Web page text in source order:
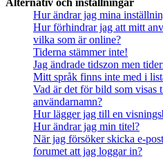
Alternativ och inställningar
Hur ändrar jag mina
Hur förhindrar jag att mitt
vilka som är online?
Tiderna stämmer inte!
Jag ändrade tidszon men
Mitt språk finns inte med i
Vad är det för bild som visas
användarnamn?
Hur lägger jag till en
Hur ändrar jag min titel?
När jag försöker skicka e-
forumet att jag loggar in?